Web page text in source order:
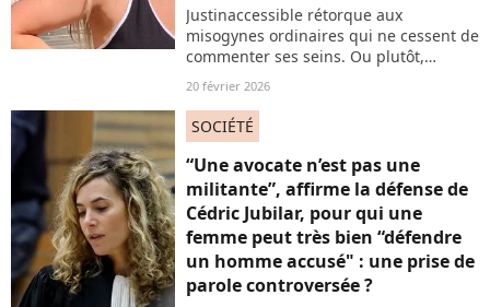
Justinaccessible rétorque aux
misogynes ordinaires qui ne cessent de
commenter ses seins. Ou plutôt,
semblent obsédés par le fait de les
cacher. Or, l’influenceuse s’adresse aux
femmes à forte poitrine et les conseille
dans leur choix de soutien-gorge. Mais
cela semble déplaire à ses détracteurs
qui sur-sexualisent sa poitrine.
20 février 2026
SOCIÉTÉ
“Une avocate n’est pas une
militante”, affirme la défense de
Cédric Jubilar, pour qui une
femme peut très bien “défendre
un homme accusé" : une prise de
parole controversée ?